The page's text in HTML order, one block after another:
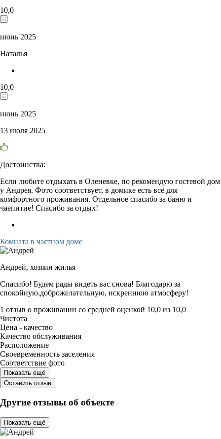
10,0
июнь 2025
Наталья
10,0
июнь 2025
13 июля 2025
Достоинства:
Если любите отдыхать в Оленевке, по рекомендую гостевой дом
у Андрея. Фото соответствует, в домике есть всё для
комфортного проживания. Отдельное спасибо за баню и
чаепитие! Спасибо за отдых!
Комната в частном доме
Андрей, хозяин жилья
Спасибо! Будем рады видеть вас снова! Благодарю за
спокойную,доброжелательную, искреннюю атмосферу!
1 отзыв о проживании со средней оценкой 10,0 из 10,0
Чистота
Цена - качество
Качество обслуживания
Расположение
Своевременность заселения
Соответствие фото
Показать ещё
Оставить отзыв
Другие отзывы об объекте
Показать ещё